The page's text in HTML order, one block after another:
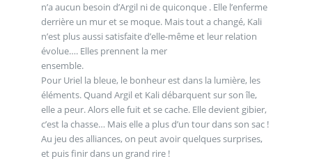
n’a aucun besoin d’Argil ni de quiconque . Elle l’enferme
derrière un mur et se moque. Mais tout a changé, Kali
n’est plus aussi satisfaite d’elle-même et leur relation
évolue…. Elles prennent la mer
ensemble.
Pour Uriel la bleue, le bonheur est dans la lumière, les
éléments. Quand Argil et Kali débarquent sur son île,
elle a peur. Alors elle fuit et se cache. Elle devient gibier,
c’est la chasse… Mais elle a plus d’un tour dans son sac !
Au jeu des alliances, on peut avoir quelques surprises,
et puis finir dans un grand rire !